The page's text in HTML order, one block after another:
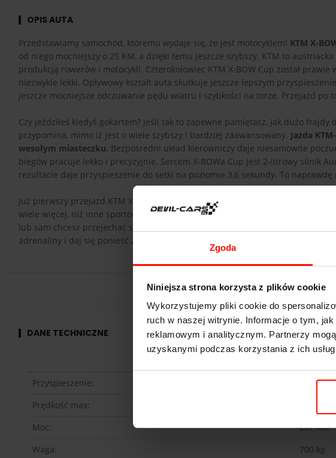
Zgoda
Niniejsza strona korzysta z plików cookie
Wykorzystujemy pliki cookie do
ruch w naszej witrynie. Informacje o tym,
reklamowym i analitycznym. Partnerzy
uzyskanymi podczas korzystania z ich
OPIS AUTA
Przedstawiamy samochód, któremu wydaje się, że jest motocyklem! KTM X-
od niego mocniejszy o 25 KM, a dzięki temu jeszcze szybszy. KTM to
produkcją rowerów i motocykli. Czterokołowiec KTM X-BOW Cup został prawie
niezwykle lekki. Opływowy kształt auta skutkuje jeszcze lepszym
jeszcze mocniejsze odczuwanie pędu wiatru i szybkości na torze. Przejazd
Czy jeździłeś kiedyś gokartem? Jeśli tak to zapewne pamiętasz, jak dużo
przypomina, mimo iż jest o wiele szybszy i bardziej zaawansowany. Jazda
wesołym miasteczku. Bezpośredni układ kierowniczy daje niesamowite
biegów pracuje lekko i precyzyjnie. Sercem X-BOWa Cup jest 2-litrowy silnik
rezultacie daje przyspieszenie do setki na poziomie 3,6 sekundy. To naprawdę
Już pierwszy przejazd KTM X-BOW Cup pozwoli ci się w nim zakochać.
wiele więcej, niż inne sportowe samochody, mimo iż jego wyposażenie
lub sam chcesz przejechać się tym niezwykłym autem,
adrenaliny i daj się ponieść zabawie!
DANE TECHNICZNE
Przyspieszenie:
s do
Prędkość max:
Moc:
281KM
Waga:
700 kg